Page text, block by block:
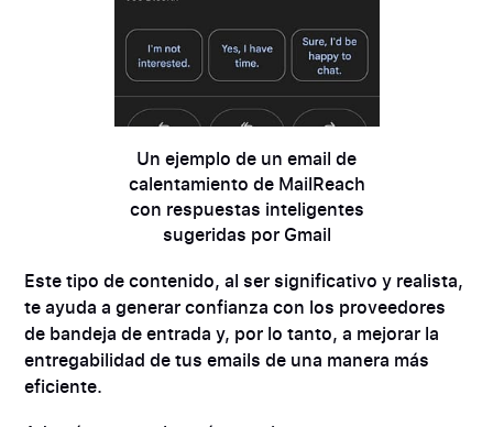
Un ejemplo de un email de
calentamiento de MailReach
con respuestas inteligentes
sugeridas por Gmail
Este tipo de contenido, al ser significativo y realista,
te ayuda a generar confianza con los proveedores
de bandeja de entrada y, por lo tanto, a mejorar la
entregabilidad de tus emails de una manera más
eficiente.